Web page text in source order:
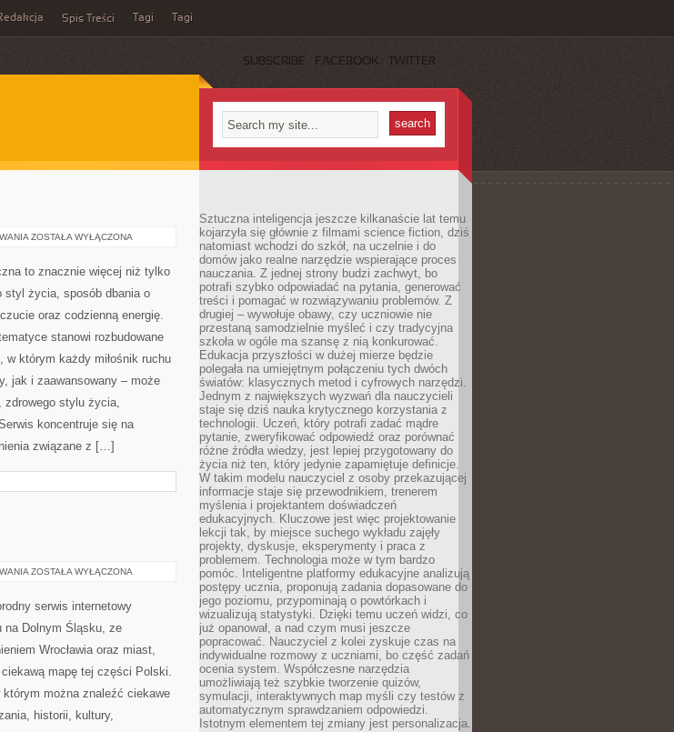
Redakcja Spis Treści Tagi Tagi
SUBSCRIBE FACEBOOK TWITTER
TRENING
ZOSTAŁA WYŁĄCZONA
to znacznie więcej niż tylko
styl życia, sposób dbania o
oraz codzienną energię.
stanowi rozbudowane
w którym każdy miłośnik ruchu
jak i zaawansowany – może
zdrowego stylu życia,
koncentruje się na
związane z […]
ZGORZELEC
ZOSTAŁA WYŁĄCZONA
serwis internetowy
na Dolnym Śląsku, ze
Wrocławia oraz miast,
mapę tej części Polski.
można znaleźć ciekawe
historii, kultury,
Sztuczna inteligencja jeszcze kilkanaście lat temu
kojarzyła się głównie z filmami science fiction, dziś
natomiast wchodzi do szkół, na uczelnie i do
domów jako realne narzędzie wspierające proces
nauczania. Z jednej strony budzi zachwyt, bo
potrafi szybko odpowiadać na pytania, generować
treści i pomagać w rozwiązywaniu problemów. Z
drugiej – wywołuje obawy, czy uczniowie nie
przestaną samodzielnie myśleć i czy tradycyjna
szkoła w ogóle ma szansę z nią konkurować.
Edukacja przyszłości w dużej mierze będzie
polegała na umiejętnym połączeniu tych dwóch
światów: klasycznych metod i cyfrowych narzędzi.
Jednym z największych wyzwań dla nauczycieli
staje się dziś nauka krytycznego korzystania z
technologii. Uczeń, który potrafi zadać mądre
pytanie, zweryfikować odpowiedź oraz porównać
różne źródła wiedzy, jest lepiej przygotowany do
życia niż ten, który jedynie zapamiętuje definicje.
W takim modelu nauczyciel z osoby przekazującej
informacje staje się przewodnikiem, trenerem
myślenia i projektantem doświadczeń
edukacyjnych. Kluczowe jest więc projektowanie
lekcji tak, by miejsce suchego wykładu zajęły
projekty, dyskusje, eksperymenty i praca z
problemem. Technologia może w tym bardzo
pomóc. Inteligentne platformy edukacyjne analizują
postępy ucznia, proponują zadania dopasowane do
jego poziomu, przypominają o powtórkach i
wizualizują statystyki. Dzięki temu uczeń widzi, co
już opanował, a nad czym musi jeszcze
popracować. Nauczyciel z kolei zyskuje czas na
indywidualne rozmowy z uczniami, bo część zadań
ocenia system. Współczesne narzędzia
umożliwiają też szybkie tworzenie quizów,
symulacji, interaktywnych map myśli czy testów z
automatycznym sprawdzaniem odpowiedzi.
Istotnym elementem tej zmiany jest personalizacja.